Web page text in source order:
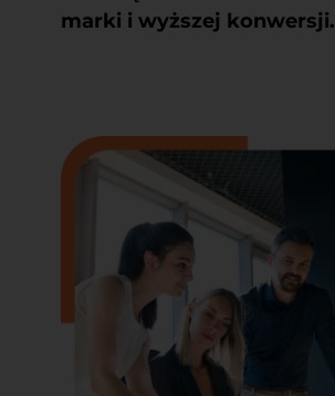
marki i wyższej konwersji.